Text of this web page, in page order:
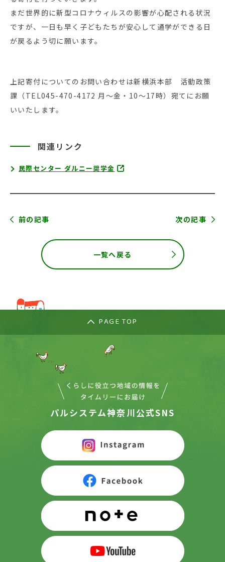
まだ世界的に新型コロナウィルスの影響が心配される状況
ですが、一日も早く子どもたちが安心して通学ができる日
が戻るよう切に願います。
上記寄付についてのお問い合わせは新横浜本部 活動政策
課（TEL045-470-4172 月～金・10～17時）宛てにお願
いいたします。
関連リンク
民際センター ダルニー奨学金
前の記事 次の記事
一覧へ戻る
PAGE TOP
パルシステム神奈川公式SNS